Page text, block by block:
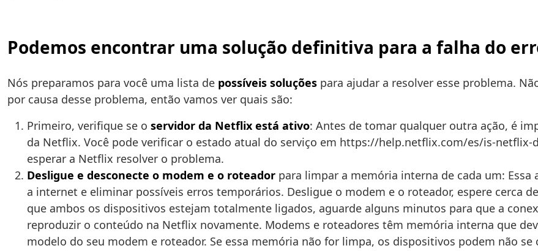
Podemos encontrar uma solução definitiva para a falha do
Nós preparamos para você uma lista de possíveis soluções para ajudar a resolver esse problema.
por causa desse problema, então vamos ver quais são:
Primeiro, verifique se o servidor da Netflix está ativo: Antes de tomar qualquer outra ação, é
da Netflix. Você pode verificar o estado atual do serviço em https://help.netflix.com/es/is-netflix-
esperar a Netflix resolver o problema.
Desligue e desconecte o modem e o roteador para limpar a memória interna de cada um:
a internet e eliminar possíveis erros temporários. Desligue o modem e o roteador, espere cerca
que ambos os dispositivos estejam totalmente ligados, aguarde alguns minutos para que a
reproduzir o conteúdo na Netflix novamente. Modems e roteadores têm memória interna que
modelo do seu modem e roteador. Se essa memória não for limpa, os dispositivos podem não